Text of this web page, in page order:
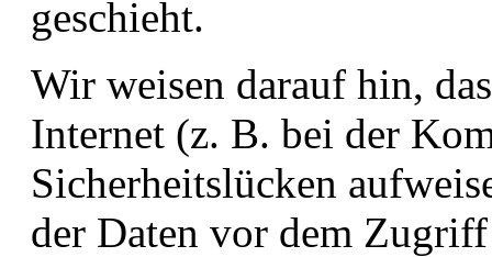
geschieht.
Wir weisen darauf hin,
Internet (z. B. bei der
Sicherheitslücken
der Daten vor dem